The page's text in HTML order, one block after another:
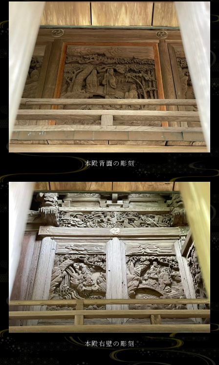
本殿背面の彫刻
本殿右壁の彫刻